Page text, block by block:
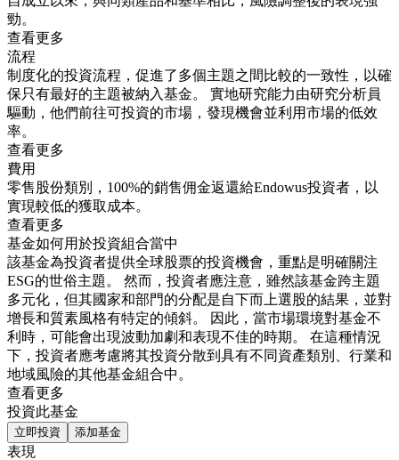
勁。
查看更多
流程
制度化的投資流程，促進了多個主題之間比較的一致性，以確
保只有最好的主題被納入基金。 實地研究能力由研究分析員
驅動，他們前往可投資的市場，發現機會並利用市場的低效
率。
查看更多
費用
零售股份類別，100%的銷售佣金返還給Endowus投資者，以
實現較低的獲取成本。
查看更多
基金如何用於投資組合當中
該基金為投資者提供全球股票的投資機會，重點是明確關注
ESG的世俗主題。 然而，投資者應注意，雖然該基金跨主題
多元化，但其國家和部門的分配是自下而上選股的結果，並對
增長和質素風格有特定的傾斜。 因此，當市場環境對基金不
利時，可能會出現波動加劇和表現不佳的時期。 在這種情況
下，投資者應考慮將其投資分散到具有不同資產類別、行業和
地域風險的其他基金組合中。
查看更多
投資此基金
立即投資 添加基金
表現